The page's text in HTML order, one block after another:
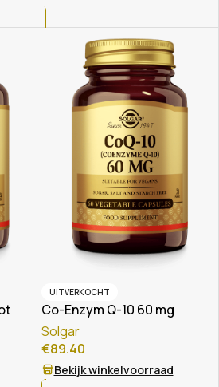
UITVERKOCHT
Co-Enzym Q-10 60 mg
Solgar
€89.40
Bekijk winkelvoorraad